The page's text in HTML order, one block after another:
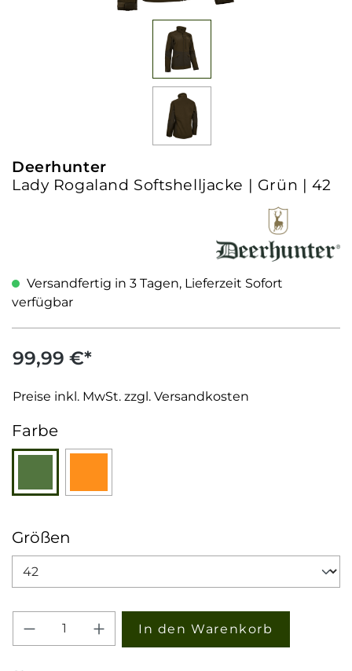
Deerhunter
Lady Rogaland Softshelljacke | Grün | 42
99,99 €*
Preise inkl. MwSt. zzgl. Versandkosten
Versandfertig in 3 Tagen, Lieferzeit Sofort
verfügbar
Farbeauswählen
Größen
Produkt Anzahl: Gib den
In den Warenkorb